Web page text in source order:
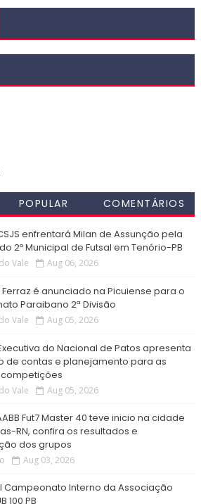
POPULAR COMENTÁRIOS
enfrentará Milan de Assunção pela
2º Municipal de Futsal em Tenório-PB
Vale Aug 06, 2026
é anunciado na Picuiense para o
Paraibano 2ª Divisão
Vale Aug 05, 2026
do Nacional de Patos apresenta
de contas e planejamento para as
Vale Aug 05, 2026
Fut7 Master 40 teve inicio na cidade
RN, confira os resultados e
dos grupos
Aug 03, 2026
Campeonato Interno da Associação
100 PB